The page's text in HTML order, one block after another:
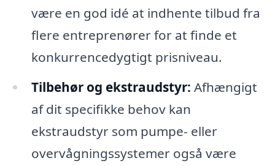
være en god idé at indhente tilbud fra
flere entreprenører for at finde et
konkurrencedygtigt prisniveau.
Tilbehør og ekstraudstyr: Afhængigt
af dit specifikke behov kan
ekstraudstyr som pumpe- eller
overvågningssystemer også være